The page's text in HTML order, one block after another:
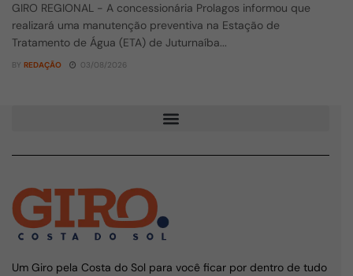
GIRO REGIONAL - A concessionária Prolagos informou que
realizará uma manutenção preventiva na Estação de
Tratamento de Água (ETA) de Juturnaíba...
BY REDAÇÃO 03/08/2026
Um Giro pela Costa do Sol para você ficar por dentro de tudo